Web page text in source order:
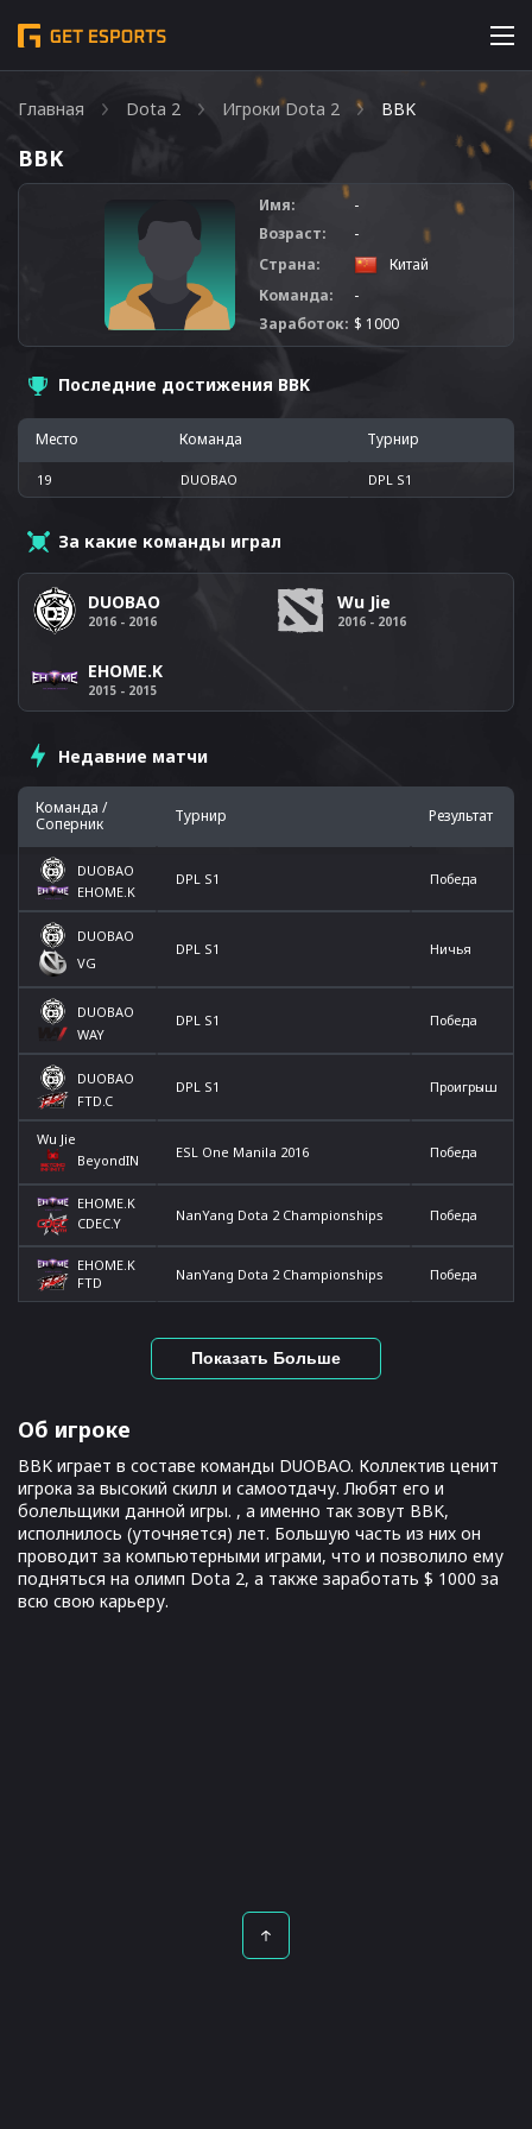
Главная Dota 2 Игроки Dota 2 BBK
BBK
Имя:
-
Возраст:
-
Страна:
Китай
Команда:
-
Заработок: $ 1000
Последние достижения BBK
Место Команда Турнир
19 DUOBAO DPL S1
Недавние матчи
Команда /
Соперник
Турнир Результат
DUOBAO
EHOME.K
DPL S1 Победа
DUOBAO
VG
DPL S1 Ничья
DUOBAO
WAY
DPL S1 Победа
DUOBAO
FTD.C
DPL S1 Проигрыш
Wu Jie
BeyondIN
ESL One Manila 2016 Победа
EHOME.K
CDEC.Y
NanYang Dota 2 Championships Победа
EHOME.K
FTD
NanYang Dota 2 Championships Победа
Показать Больше
Об игроке
BBK играет в составе команды DUOBAO. Коллектив ценит
игрока за высокий скилл и самоотдачу. Любят его и
болельщики данной игры. , а именно так зовут BBK,
исполнилось (уточняется) лет. Большую часть из них он
проводит за компьютерными играми, что и позволило ему
подняться на олимп Dota 2, а также заработать $ 1000 за
всю свою карьеру.
За какие команды играл
DUOBAO
2016 - 2016
Wu Jie
2016 - 2016
EHOME.K
2015 - 2015